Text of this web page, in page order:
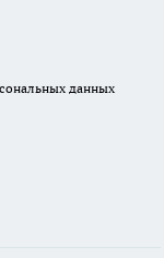
данных